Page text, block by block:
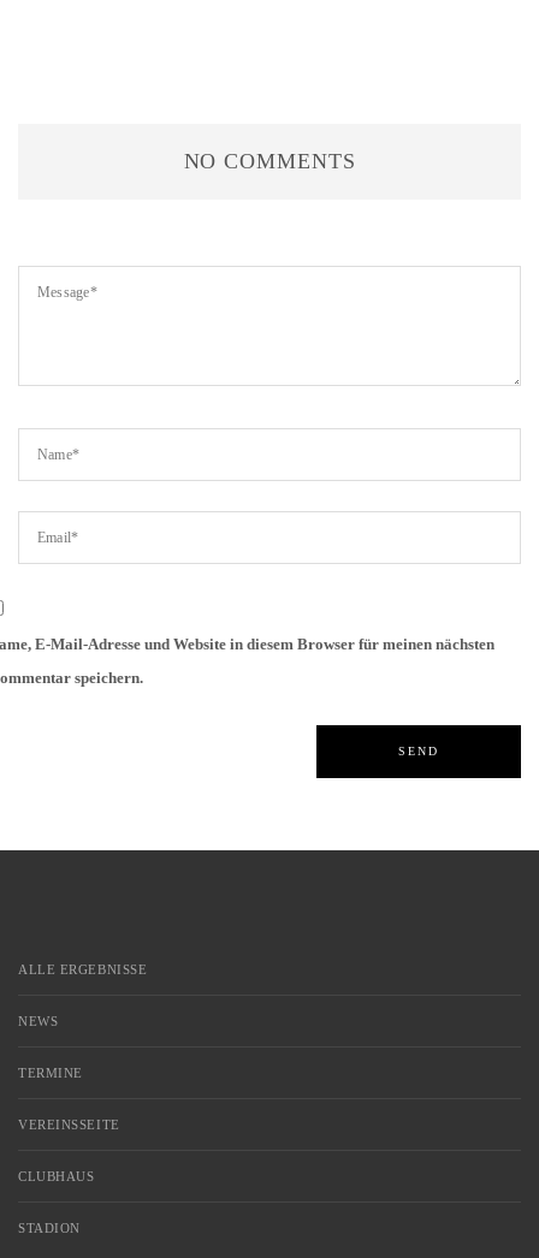
NO COMMENTS
E-Mail-Adresse und Website in diesem Browser für meinen nächsten
speichern.
ALLE ERGEBNISSE
NEWS
TERMINE
VEREINSSEITE
CLUBHAUS
STADION